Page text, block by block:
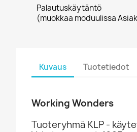
Palautuskäytäntö
(muokkaa moduulissa
Kuvaus Tuotetiedot
Working Wonders
Tuoteryhmä KLP -